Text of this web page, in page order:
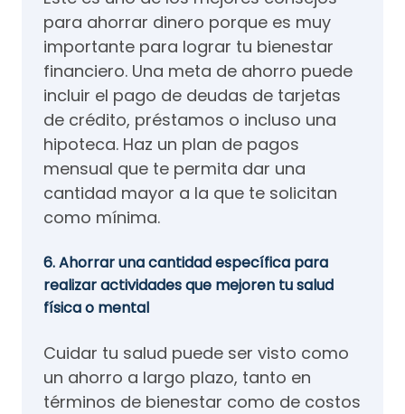
para ahorrar dinero porque es muy
importante para lograr tu bienestar
financiero. Una meta de ahorro puede
incluir el pago de deudas de tarjetas
de crédito, préstamos o incluso una
hipoteca. Haz un plan de pagos
mensual que te permita dar una
cantidad mayor a la que te solicitan
como mínima.
6. Ahorrar una cantidad específica para
realizar actividades que mejoren tu salud
física o mental
Cuidar tu salud puede ser visto como
un ahorro a largo plazo, tanto en
términos de bienestar como de costos